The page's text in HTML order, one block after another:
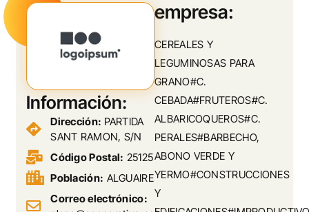
empresa:
CEREALES Y
LEGUMINOSAS PARA
GRANO#C.
CEBADA#FRUTEROS#C.
ALBARICOQUEROS#C.
PERALES#BARBECHO,
ABONO VERDE Y
YERMO#CONSTRUCCIONES
Y
Información:
Dirección: PARTIDA
SANT RAMON, S/N
Código Postal: 25125
Población: ALGUAIRE
Correo electrónico: